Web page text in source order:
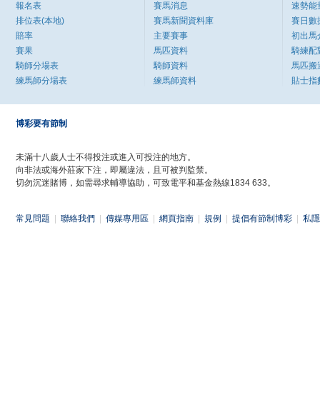
報名表
排位表(本地)
賠率
賽果
騎師分場表
練馬師分場表
賽馬消息
賽馬新聞資料庫
主要賽事
馬匹資料
騎師資料
練馬師資料
速勢能
賽日數
初出馬
騎練配
馬匹搬
貼士指
博彩要有節制
未滿十八歲人士不得投注或進入可投注的地方。
向非法或海外莊家下注，即屬違法，且可被判監禁。
切勿沉迷賭博，如需尋求輔導協助，可致電平和基金熱線1834 633。
常見問題 聯絡我們 傳媒專用區 網頁指南 規例 提倡有節制博彩 私